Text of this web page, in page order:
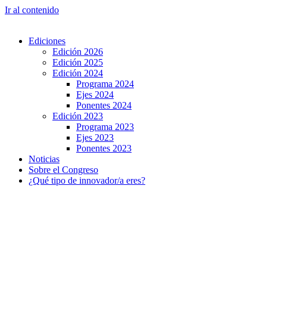
Ir al contenido
Ediciones
Edición 2026
Edición 2025
Edición 2024
Programa 2024
Ejes 2024
Ponentes 2024
Edición 2023
Programa 2023
Ejes 2023
Ponentes 2023
Noticias
Sobre el Congreso
¿Qué tipo de innovador/a eres?